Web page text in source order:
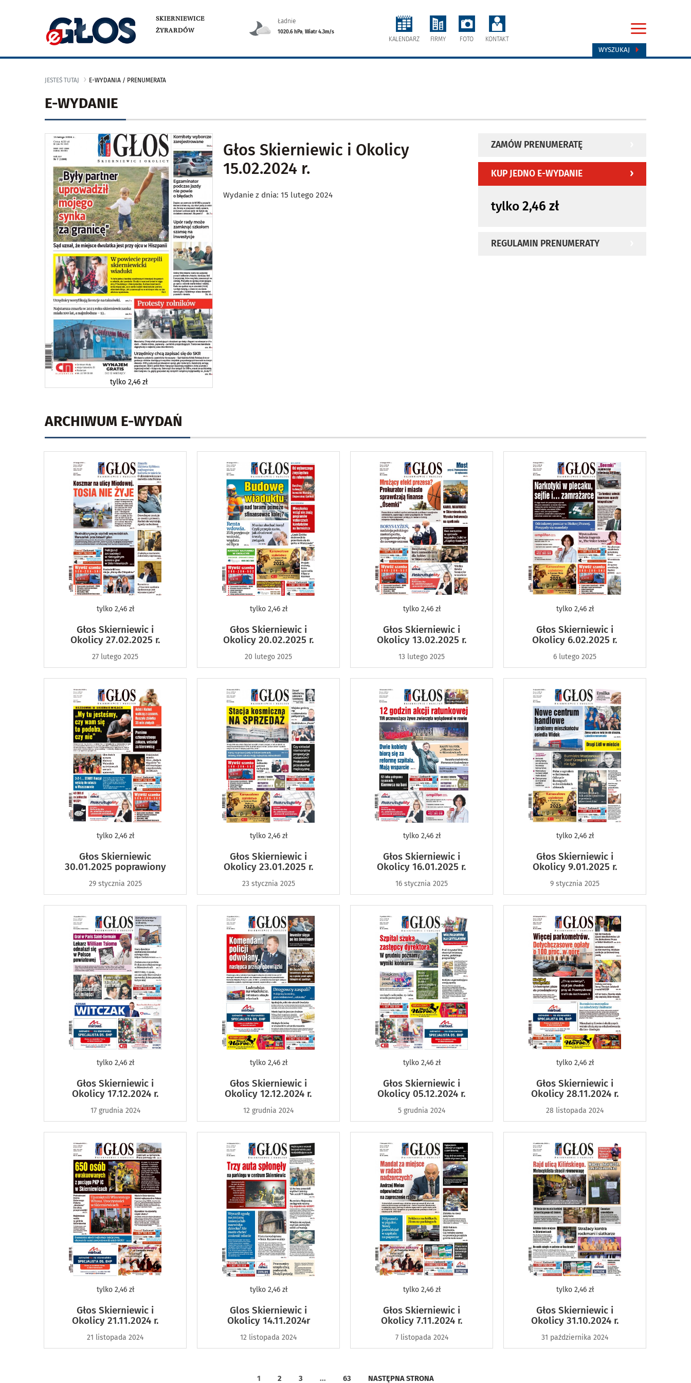
SKIERNIEWICE
ŻYRARDÓW
Ładnie
1020.6 hPa,Wiatr 4.3m/s
KALENDARZ FIRMY FOTO KONTAKT
WYSZUKAJ
JESTEŚ TUTAJ E-WYDANIA / PRENUMERATA
E-WYDANIE
tylko 2,46 zł
Głos Skierniewic i Okolicy
15.02.2024 r.
Wydanie z dnia: 15 lutego 2024
ZAMÓW PRENUMERATĘ
KUP JEDNO E-WYDANIE
tylko2,46 zł
REGULAMIN PRENUMERATY
ARCHIWUM E-WYDAŃ
tylko2,46 zł
Głos Skierniewic i
Okolicy 27.02.2025 r.
27 lutego 2025
tylko2,46 zł
Głos Skierniewic i
Okolicy 20.02.2025 r.
20 lutego 2025
tylko2,46 zł
Głos Skierniewic i
Okolicy 13.02.2025 r.
13 lutego 2025
tylko2,46 zł
Głos Skierniewic i
Okolicy 6.02.2025 r.
6 lutego 2025
tylko2,46 zł
Głos Skierniewic
30.01.2025 poprawiony
29 stycznia 2025
tylko2,46 zł
Głos Skierniewic i
Okolicy 23.01.2025 r.
23 stycznia 2025
tylko2,46 zł
Głos Skierniewic i
Okolicy 16.01.2025 r.
16 stycznia 2025
tylko2,46 zł
Głos Skierniewic i
Okolicy 9.01.2025 r.
9 stycznia 2025
tylko2,46 zł
Głos Skierniewic i
Okolicy 17.12.2024 r.
17 grudnia 2024
tylko2,46 zł
Głos Skierniewic i
Okolicy 12.12.2024 r.
12 grudnia 2024
tylko2,46 zł
Głos Skierniewic i
Okolicy 05.12.2024 r.
5 grudnia 2024
tylko2,46 zł
Głos Skierniewic i
Okolicy 28.11.2024 r.
28 listopada 2024
tylko2,46 zł
Głos Skierniewic i
Okolicy 21.11.2024 r.
21 listopada 2024
tylko2,46 zł
Glos Skierniewic i
Okolicy 14.11.2024r
12 listopada 2024
tylko2,46 zł
Głos Skierniewic i
Okolicy 7.11.2024 r.
7 listopada 2024
tylko2,46 zł
Głos Skierniewic i
Okolicy 31.10.2024 r.
31 października 2024
1 2 3 ... 63 NASTĘPNA STRONA